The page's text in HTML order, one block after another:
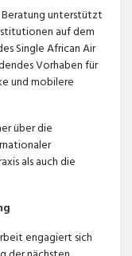
Beratung unterstützt
auf dem
Single African Air
Vorhaben für
und mobilere
über die
als auch die
engagiert sich